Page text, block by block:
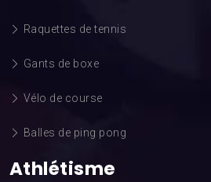
Raquettes de tennis
Gants de boxe
Vélo de course
Balles de ping pong
Athlétisme